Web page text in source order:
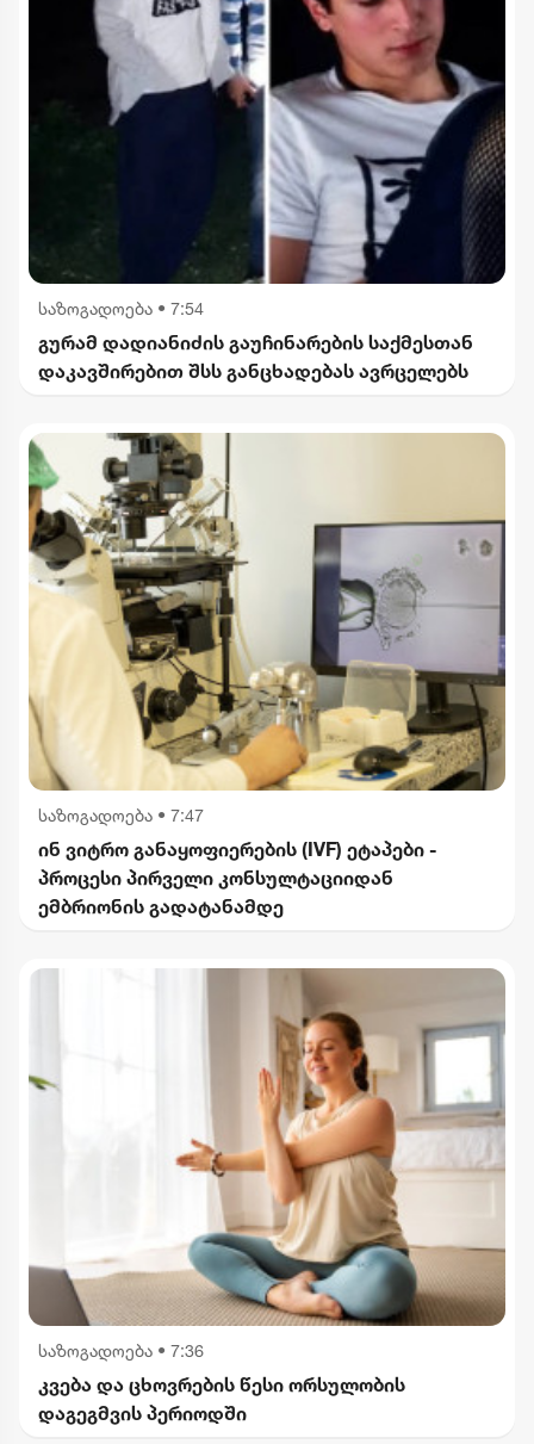
საზოგადოება • 7:54
გურამ დადიანიძის გაუჩინარების საქმესთან
დაკავშირებით შსს განცხადებას ავრცელებს
საზოგადოება • 7:47
ინ ვიტრო განაყოფიერების (IVF) ეტაპები -
პროცესი პირველი კონსულტაციიდან
ემბრიონის გადატანამდე
საზოგადოება • 7:36
კვება და ცხოვრების წესი ორსულობის
დაგეგმვის პერიოდში